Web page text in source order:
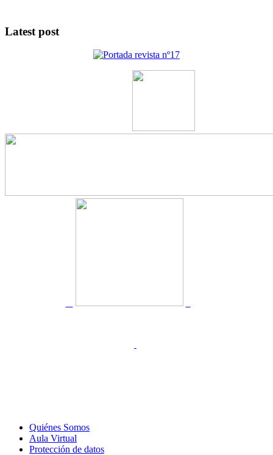
Latest post
Quiénes Somos
Aula Virtual
Protección de datos